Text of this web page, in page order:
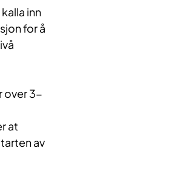
inn
for å
over 3-
at
av